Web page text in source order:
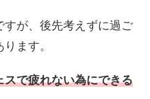
が、後先考えずに過ご
ます。
スで疲れない為にできる